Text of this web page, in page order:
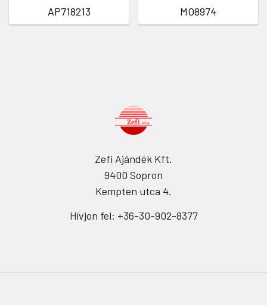
AP718213
MO8974
Zefi Ajándék Kft.
9400 Sopron
Kempten utca 4.
Hívjon fel: +36-30-902-8377